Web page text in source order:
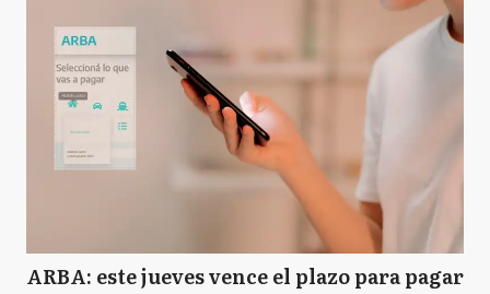
ARBA: este jueves vence el plazo para pagar